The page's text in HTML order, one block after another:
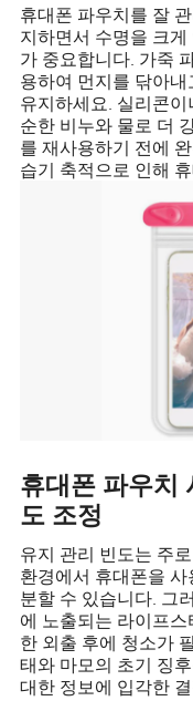
휴대폰 파우치를 잘
지하면서 수명을 크
가 중요합니다. 가죽
용하여 먼지를 닦아
유지하세요. 실리콘
순한 비누와 물로 더
를 재사용하기 전에
습기 축적으로 인해
휴대폰 파우치
도 조정
유지 관리 빈도는 주
환경에서 휴대폰을
분할 수 있습니다. 그
에 노출되는 라이프
한 외출 후에 청소가
태와 마모의 초기 징
대한 정보에 입각한